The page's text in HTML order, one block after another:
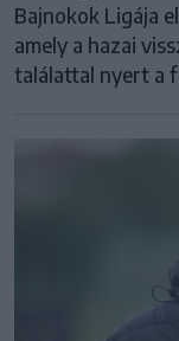
Bajnokok Ligája
amely a hazai
találattal nyert a